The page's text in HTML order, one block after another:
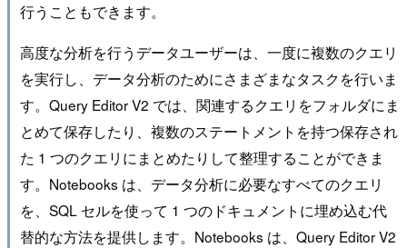
行うこともできます。
高度な分析を行うデータユーザーは、一度に複数のクエリ
を実行し、データ分析のためにさまざまなタスクを行いま
す。Query Editor V2 では、関連するクエリをフォルダにま
とめて保存したり、複数のステートメントを持つ保存され
た 1 つのクエリにまとめたりして整理することができま
す。Notebooks は、データ分析に必要なすべてのクエリ
を、SQL セルを使って 1 つのドキュメントに埋め込む代
替的な方法を提供します。Notebooks は、Query Editor V2